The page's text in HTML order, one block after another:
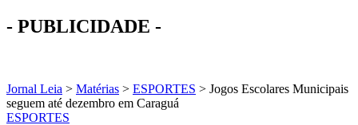
- PUBLICIDADE -
Jornal Leia > Matérias > ESPORTES > Jogos Escolares Municipais
seguem até dezembro em Caraguá
ESPORTES